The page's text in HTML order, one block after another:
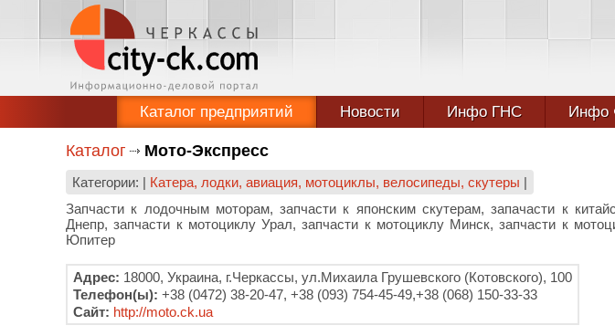
Каталог предприятий Новости Инфо ГНС Инфо
Каталог Мото-Экспресс
Категории: | Катера, лодки, авиация, мотоциклы, велосипеды, скутеры |
Запчасти к лодочным моторам, запчасти к японским скутерам, запачасти к
Днепр, запчасти к мотоциклу Урал, запчасти к мотоциклу Минск, запчасти к
Юпитер
Адрес: 18000, Украина, г.Черкассы, ул.Михаила Грушевского (Котовского), 100
Телефон(ы): +38 (0472) 38-20-47, +38 (093) 754-45-49,+38 (068) 150-33-33
Сайт: http://moto.ck.ua